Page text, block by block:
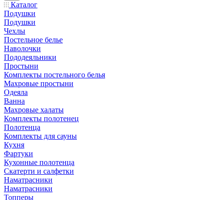
Каталог
Подушки
Подушки
Чехлы
Постельное белье
Наволочки
Пододеяльники
Простыни
Комплекты постельного белья
Махровые простыни
Одеяла
Ванна
Махровые халаты
Комплекты полотенец
Полотенца
Комплекты для сауны
Кухня
Фартуки
Кухонные полотенца
Скатерти и салфетки
Наматрасники
Наматрасники
Топперы